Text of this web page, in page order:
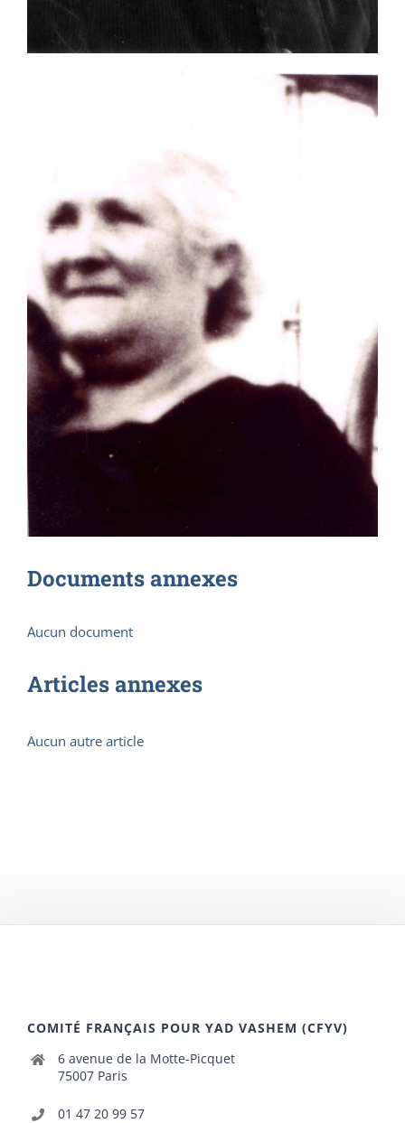
Documents annexes
Aucun document
Articles annexes
Aucun autre article
COMITÉ FRANÇAIS POUR YAD VASHEM (CFYV)
6 avenue de la Motte-Picquet
75007 Paris
01 47 20 99 57